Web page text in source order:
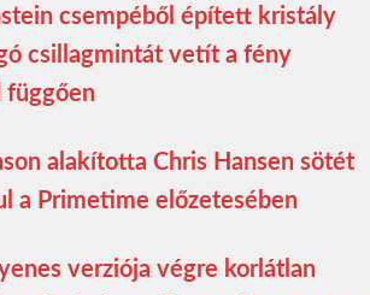
csempéből épített kristály
csillagmintát vetít a fény
függően
alakította Chris Hansen sötét
a Primetime előzetesében
verziója végre korlátlan